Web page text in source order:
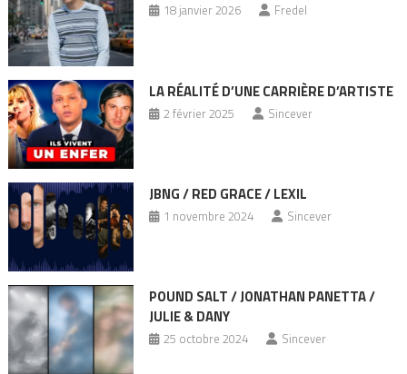
18 janvier 2026 Fredel
LA RÉALITÉ D’UNE CARRIÈRE D’ARTISTE
2 février 2025 Sincever
JBNG / RED GRACE / LEXIL
1 novembre 2024 Sincever
POUND SALT / JONATHAN PANETTA /
JULIE & DANY
25 octobre 2024 Sincever